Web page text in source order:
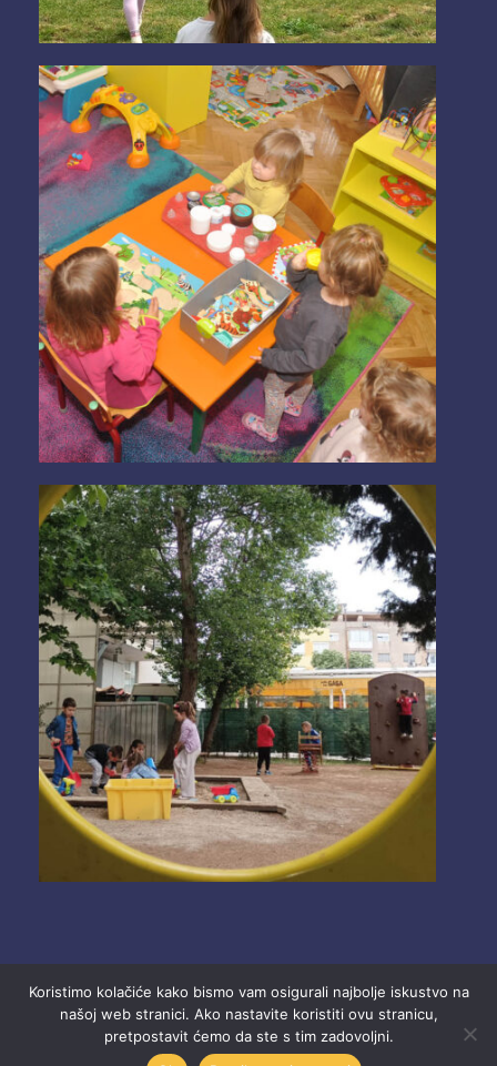
2025 Ustanova “Dječji vrtići” Mostar.
Koristimo kolačiće kako bismo vam osigurali najbolje iskustvo na
našoj web stranici. Ako nastavite koristiti ovu stranicu,
pretpostavit ćemo da ste s tim zadovoljni.